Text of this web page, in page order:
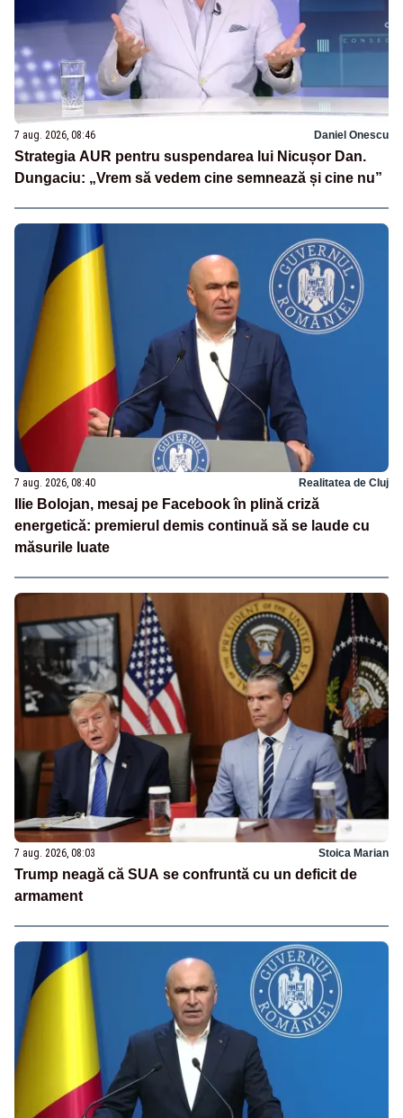
7 aug. 2026, 08:46 Daniel Onescu
Strategia AUR pentru suspendarea lui Nicușor Dan.
Dungaciu: „Vrem să vedem cine semnează și cine nu”
7 aug. 2026, 08:40 Realitatea de Cluj
Ilie Bolojan, mesaj pe Facebook în plină criză
energetică: premierul demis continuă să se laude cu
măsurile luate
7 aug. 2026, 08:03 Stoica Marian
Trump neagă că SUA se confruntă cu un deficit de
armament